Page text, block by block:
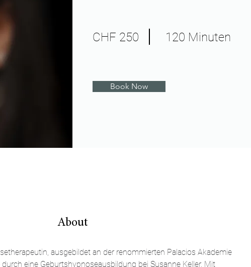
CHF 250 120 Minuten
Book Now
About
ausgebildet an der renommierten Palacios Akademie
eine Geburtshypnoseausbildung bei Susanne Keller. Mit